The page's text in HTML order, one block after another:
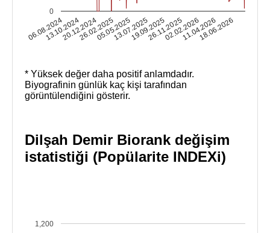
06.08.2024
13.10.202420.12.202426.02.2025
05.05.202513.07.202519.09.202526.11.202502.02.202611.04.2026
18.06.2026
0
* Yüksek değer daha positif anlamdadır.
Biyografinin günlük kaç kişi tarafından
görüntülendiğini gösterir.
Dilşah Demir Biorank değişim
istatistiği (Popülarite INDEXi)
1,200